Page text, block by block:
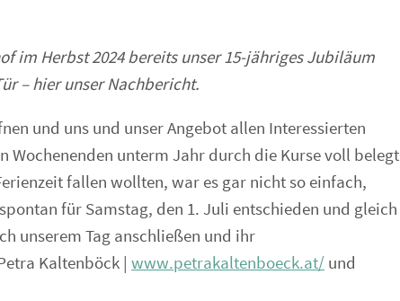
im Herbst2024bereits unser 15-jähriges Jubiläum
– hier unser Nachbericht.
und uns und unser Angebot allen Interessierten
unterm Jahr durch die Kurse voll belegt
fallen wollten, war es gar nicht so einfach,
für Samstag, den 1. Juli entschieden und gleich
unserem Tag anschließen und ihr
Kaltenböck | www.petrakaltenboeck.at/ und